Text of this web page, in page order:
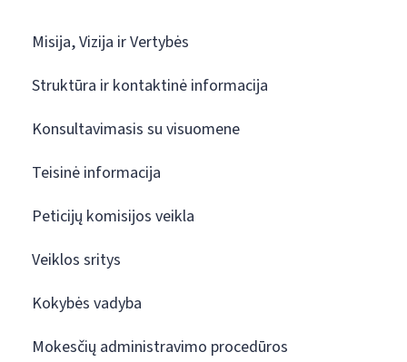
Misija, Vizija ir Vertybės
Struktūra ir kontaktinė informacija
Konsultavimasis su visuomene
Teisinė informacija
Peticijų komisijos veikla
Veiklos sritys
Kokybės vadyba
Mokesčių administravimo procedūros